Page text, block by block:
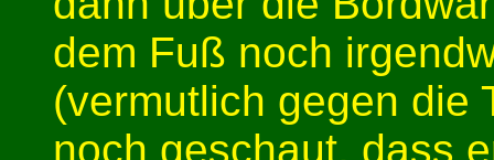
dem Fuß noch
(vermutlich gegen die
noch geschaut, dass